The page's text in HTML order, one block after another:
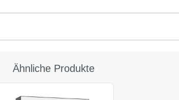
Ähnliche Produkte